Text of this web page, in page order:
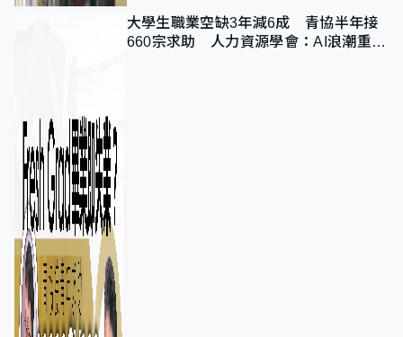
大學生職業空缺3年減6成 青協半年接
660宗求助 人力資源學會：AI浪潮重整